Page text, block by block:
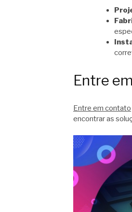
Entre
Entre em contato
encontrar as